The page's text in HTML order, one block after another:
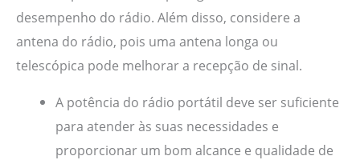
desempenho do rádio. Além disso, considere a
antena do rádio, pois uma antena longa ou
telescópica pode melhorar a recepção de sinal.
A potência do rádio portátil deve ser suficiente
para atender às suas necessidades e
proporcionar um bom alcance e qualidade de